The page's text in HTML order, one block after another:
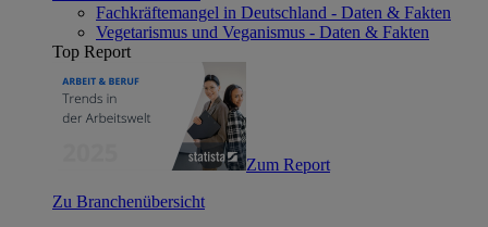
Fachkräftemangel in Deutschland - Daten & Fakten
Vegetarismus und Veganismus - Daten & Fakten
Top Report
Zum Report
Zu Branchenübersicht